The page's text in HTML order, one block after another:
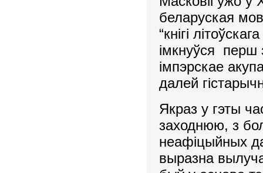
беларуская
“кнігі
імкнуўся перш
імпэрскае
далей
Якраз у гэты
заходнюю, з
неафіцыйных
выразна